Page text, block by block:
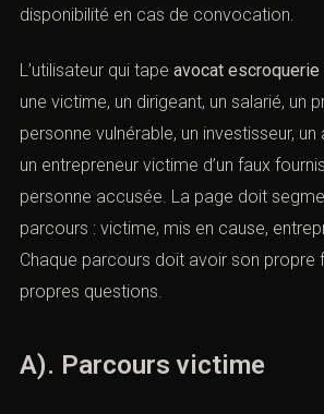
disponibilité en cas de convocation.
L’utilisateur qui tape avocat escroquerie
une victime, un dirigeant, un salarié, un
personne vulnérable, un investisseur,
un entrepreneur victime d’un faux
personne accusée. La page doit
parcours : victime, mis en cause,
Chaque parcours doit avoir son propre
propres questions.
A). Parcours victime